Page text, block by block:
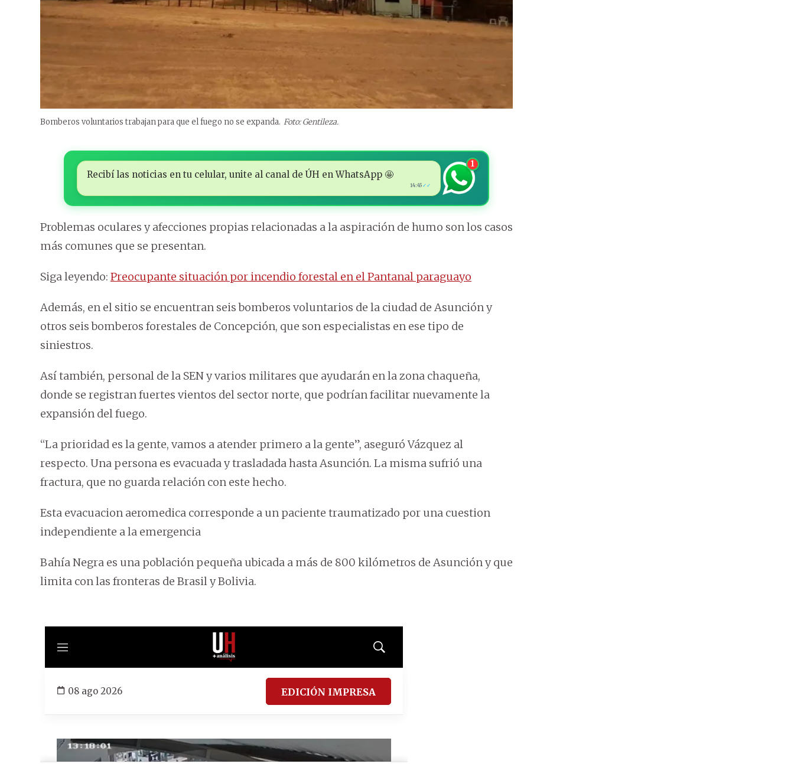
Bomberos voluntarios trabajan para que el fuego no se expanda. Foto: Gentileza.
Recibí las noticias en tu celular, unite al canal de ÚH en WhatsApp 🤩
14:45 ✓✓
1
Problemas oculares y afecciones propias relacionadas a la aspiración de humo son los casos
más comunes que se presentan.
Siga leyendo: Preocupante situación por incendio forestal en el Pantanal paraguayo
Además, en el sitio se encuentran seis bomberos voluntarios de la ciudad de Asunción y
otros seis bomberos forestales de Concepción, que son especialistas en ese tipo de
siniestros.
Así también, personal de la SEN y varios militares que ayudarán en la zona chaqueña,
donde se registran fuertes vientos del sector norte, que podrían facilitar nuevamente la
expansión del fuego.
“La prioridad es la gente, vamos a atender primero a la gente”, aseguró Vázquez al
respecto. Una persona es evacuada y trasladada hasta Asunción. La misma sufrió una
fractura, que no guarda relación con este hecho.
Esta evacuacion aeromedica corresponde a un paciente traumatizado por una cuestion
independiente a la emergencia
Bahía Negra es una población pequeña ubicada a más de 800 kilómetros de Asunción y que
limita con las fronteras de Brasil y Bolivia.